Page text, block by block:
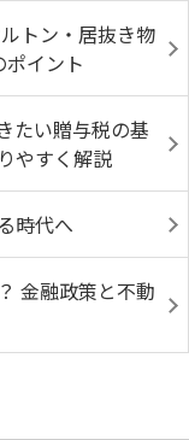
トン・居抜き物
イント
たい贈与税の基
やすく解説
時代へ
金融政策と不動